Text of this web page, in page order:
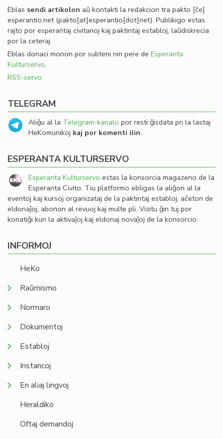
Eblas sendi artikolon aŭ kontakti la redakcion tra pakto [ĉe]
esperantio.net(pakto[at]esperantio[dot]net). Publikigo estas
rajto por esperantaj civitanoj kaj paktintaj establoj, laŭdiskrecia
por la ceteraj.
Eblas donaci monon por subteni nin pere de Esperanta
Kulturservo.
RSS-servo
TELEGRAM
Aliĝu al la Telegram-kanalo por resti ĝisdata pri la lastaj
HeKomunikoj kaj por komenti ilin.
ESPERANTA KULTURSERVO
Esperanta Kulturservo estas la konsorcia magazeno de la
Esperanta Civito. Tiu platformo ebligas la aliĝon al la
eventoj kaj kursoj organizataj de la paktintaj establoj, aĉeton de
eldonaĵoj, abonon al revuoj kaj multe pli. Vizitu ĝin tuj por
konatiĝi kun la aktivaĵoj kaj eldonaj novaĵoj de la konsorcio.
INFORMOJ
HeKo
Raŭmismo
Normaro
Dokumentoj
Establoj
Instancoj
En aliaj lingvoj
Heraldiko
Oftaj demandoj